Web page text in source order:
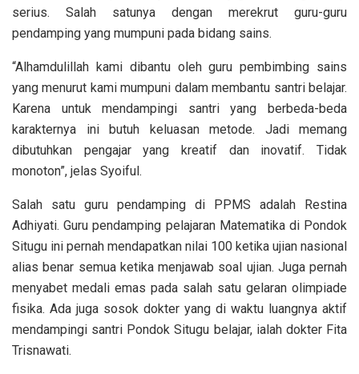
serius. Salah satunya dengan merekrut guru-guru
pendamping yang mumpuni pada bidang sains.
“Alhamdulillah kami dibantu oleh guru pembimbing sains
yang menurut kami mumpuni dalam membantu santri belajar.
Karena untuk mendampingi santri yang berbeda-beda
karakternya ini butuh keluasan metode. Jadi memang
dibutuhkan pengajar yang kreatif dan inovatif. Tidak
monoton”, jelas Syoiful.
Salah satu guru pendamping di PPMS adalah Restina
Adhiyati. Guru pendamping pelajaran Matematika di Pondok
Situgu ini pernah mendapatkan nilai 100 ketika ujian nasional
alias benar semua ketika menjawab soal ujian. Juga pernah
menyabet medali emas pada salah satu gelaran olimpiade
fisika. Ada juga sosok dokter yang di waktu luangnya aktif
mendampingi santri Pondok Situgu belajar, ialah dokter Fita
Trisnawati.